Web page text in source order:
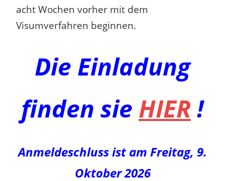
acht Wochen vorher mit dem
Visumverfahren beginnen.
Die Einladung
finden sie HIER !
Anmeldeschluss ist am Freitag, 9.
Oktober 2026